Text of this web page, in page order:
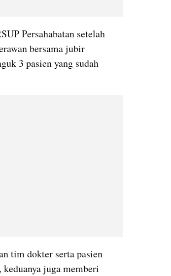
Persahabatan setelah
bersama jubir
3 pasien yang sudah
tim dokter serta pasien
juga memberi